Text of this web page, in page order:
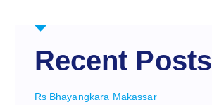
Recent Posts
Rs Bhayangkara Makassar